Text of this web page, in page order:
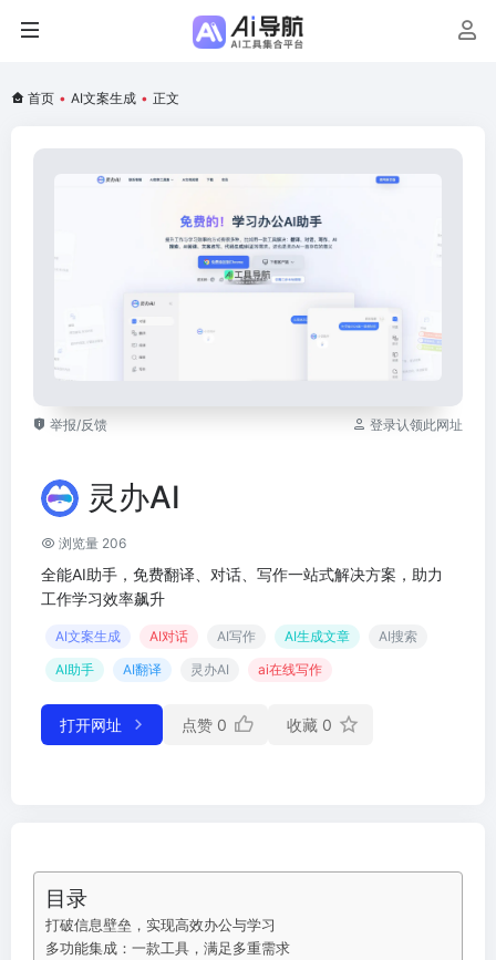
首页 • AI文案生成 • 正文
举报/反馈 登录认领此网址
灵办AI
浏览量 206
全能AI助手，免费翻译、对话、写作一站式解决方案，助力
工作学习效率飙升
AI文案生成 AI对话 AI写作 AI生成文章
AI搜索
AI助手
AI翻译 灵办AI ai在线写作
打开网址 点赞 0 收藏 0
目录
打破信息壁垒，实现高效办公与学习
多功能集成：一款工具，满足多重需求